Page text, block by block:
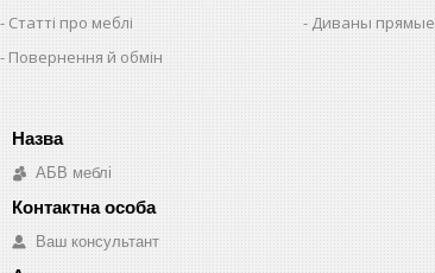
Статті про меблі
Повернення й обмін
Диваны прямые
АБВ меблі
Ваш консультант